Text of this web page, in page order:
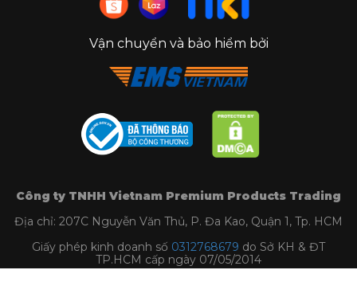
Vận chuyển và bảo hiểm bởi
Công ty TNHH Vietnam Premium Products Trading
Địa chỉ: 207C Nguyễn Văn Thủ, P. Đa Kao, Quận 1, Tp. HCM
Giấy phép kinh doanh số 0312768679 do Sở KH & ĐT
TP.HCM cấp ngày 07/05/2014